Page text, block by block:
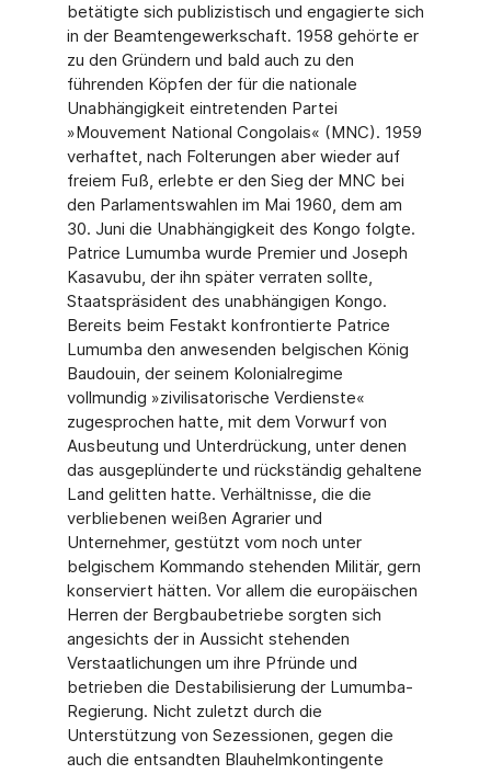
betätigte sich publizistisch und engagierte sich
in der Beamten­gewerkschaft. 1958 gehörte er
zu den Gründern und bald auch zu den
führenden Köp­fen der für die nationale
Unabhängigkeit eintretenden Partei
»Mouvement National Con­golais« (MNC). 1959
verhaftet, nach Folterungen aber wieder auf
freiem Fuß, erlebte er den Sieg der MNC bei
den Parlamentswahlen im Mai 1960, dem am
30. Juni die Unab­hängigkeit des Kongo folgte.
Patrice Lumumba wurde Premier und Joseph
Kasavubu, der ihn später verraten sollte,
Staatspräsident des unabhängigen Kongo.
Bereits beim Festakt konfrontierte Patrice
Lumumba den anwesenden belgischen König
Baudouin, der seinem Kolonialregime
vollmundig »zivilisatorische Verdienste«
zugesprochen hatte, mit dem Vorwurf von
Ausbeutung und Unterdrückung, unter denen
das ausgeplünderte und rückständig gehaltene
Land gelitten hatte. Verhältnisse, die die
verbliebenen wei­ßen Agrarier und
Unternehmer, gestützt vom noch unter
belgischem Kommando ste­henden Militär, gern
konserviert hätten. Vor allem die europäischen
Herren der Berg­baubetriebe sorgten sich
angesichts der in Aussicht stehenden
Verstaatlichungen um ihre Pfründe und
betrieben die Destabilisierung der Lumumba-
Regierung. Nicht zuletzt durch die
Unterstützung von Sezessionen, gegen die
auch die entsandten Blauhelmkon­tingente